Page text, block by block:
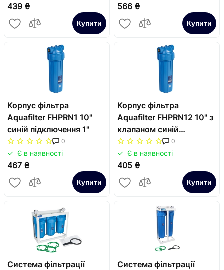
439 ₴
Купити
566 ₴
Купити
Корпус фільтра
Aquafilter FHPRN1 10"
синій підключення 1"
0
Є в наявності
467 ₴
Купити
Корпус фільтра
Aquafilter FHPRN12 10" з
клапаном синій
підключення 1/2"
0
Є в наявності
405 ₴
Купити
Система фільтрації
Система фільтрації